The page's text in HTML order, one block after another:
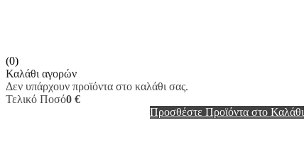
(0)
Καλάθι αγορών
Δεν υπάρχουν προϊόντα στο καλάθι σας.
Τελικό Ποσό0 €
Προσθέστε Προϊόντα στο Καλάθι